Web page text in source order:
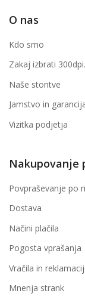
O nas
Kdo smo
Zakaj izbrati
Naše storitve
Jamstvo in
Vizitka podjetja
Nakupovanje
Povpraševanje po
Dostava
Načini plačila
Pogosta vprašanja
Vračila in
Mnenja strank